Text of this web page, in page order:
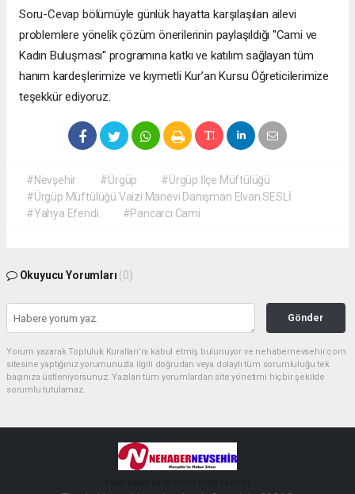
Soru-Cevap bölümüyle günlük hayatta karşılaşılan ailevi
problemlere yönelik çözüm önerilerinin paylaşıldığı ''Cami ve
Kadın Buluşması'' programına katkı ve katılım sağlayan tüm
hanım kardeşlerimize ve kıymetli Kur’an Kursu Öğreticilerimize
teşekkür ediyoruz.
#Nevşehir #Ürgüp
#Ürgüp İlçe Müftülüğü
#Ürgüp Müftülüğü Vaizi Manevi Danışman Elvan SESLİ
#Yahya Efendi
#Pancarcı Cami
Okuyucu Yorumları (0)
Gönder
Yorum yazarak Topluluk Kuralları’nı kabul etmiş bulunuyor ve nehabernevsehir.com
sitesine yaptığınız yorumunuzla ilgili doğrudan veya dolaylı tüm sorumluluğu tek
başınıza üstleniyorsunuz. Yazılan tüm yorumlardan site yönetimi hiçbir şekilde
sorumlu tutulamaz.